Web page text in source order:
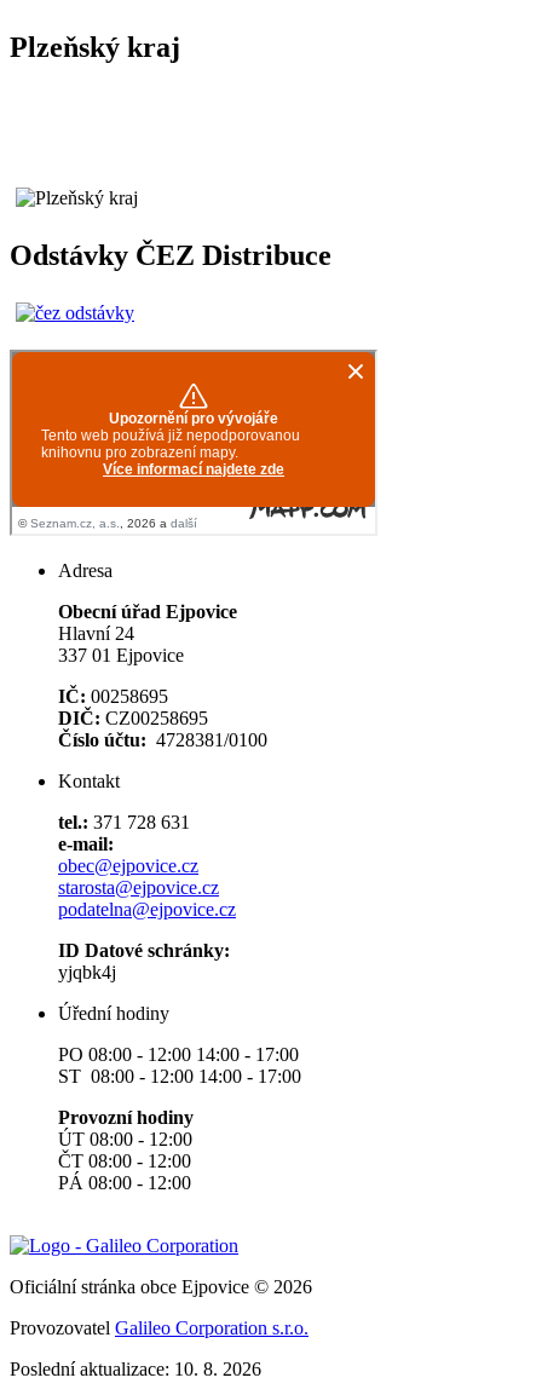
Plzeňský kraj
Odstávky ČEZ Distribuce
Adresa
Obecní úřad Ejpovice
Hlavní 24
337 01 Ejpovice
IČ: 00258695
DIČ: CZ00258695
Číslo účtu: 4728381/0100
Kontakt
tel.: 371 728 631
e-mail:
obec@ejpovice.cz
starosta@ejpovice.cz
podatelna@ejpovice.cz
ID Datové schránky:
yjqbk4j
Úřední hodiny
PO 08:00 - 12:00 14:00 - 17:00
ST 08:00 - 12:00 14:00 - 17:00
Provozní hodiny
ÚT 08:00 - 12:00
ČT 08:00 - 12:00
PÁ 08:00 - 12:00
Oficiální stránka obce Ejpovice © 2026
Provozovatel Galileo Corporation s.r.o.
Poslední aktualizace: 10. 8. 2026